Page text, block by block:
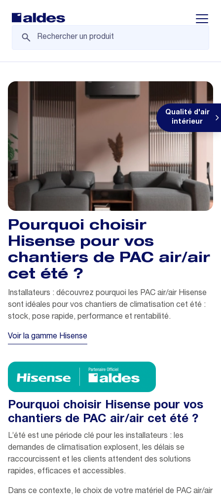
Qualité d'air
intérieur
Pourquoi choisir
Hisense pour vos
chantiers de PAC air/air
cet été ?
Installateurs : découvrez pourquoi les PAC air/air Hisense
sont idéales pour vos chantiers de climatisation cet été :
stock, pose rapide, performance et rentabilité.
Voir la gamme Hisense
Pourquoi choisir Hisense pour vos
chantiers de PAC air/air cet été ?
L’été est une période clé pour les installateurs : les
demandes de climatisation explosent, les délais se
raccourcissent et les clients attendent des solutions
rapides, efficaces et accessibles.
Dans ce contexte, le choix de votre matériel de PAC air/air